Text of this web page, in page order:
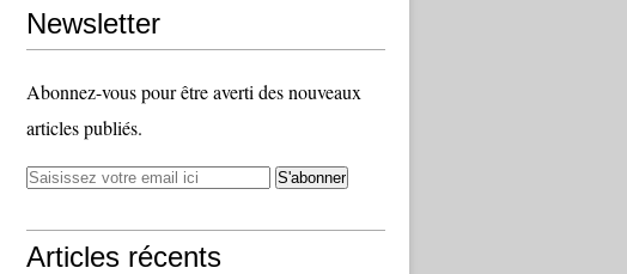
Newsletter
Abonnez-vous pour être averti des nouveaux
articles publiés.
Articles récents